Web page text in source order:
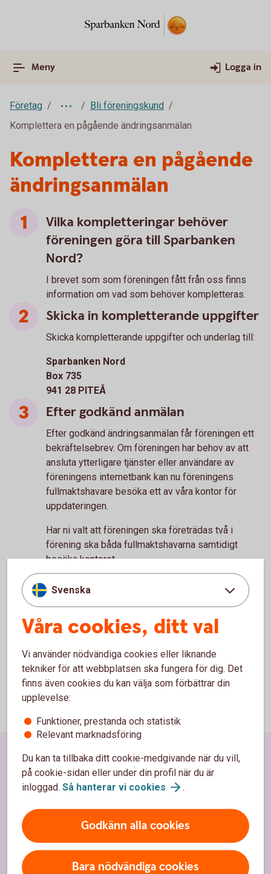
Meny Logga in
Företag
Bli föreningskund
Komplettera en pågående ändringsanmälan
Komplettera en pågående
ändringsanmälan
Vilka kompletteringar behöver
föreningen göra till Sparbanken
Nord?
I brevet som som föreningen fått från oss finns
information om vad som behöver kompletteras.
Skicka in kompletterande uppgifter
Skicka kompletterande uppgifter och underlag till:
Sparbanken Nord
Box 735
941 28 PITEÅ
Efter godkänd anmälan
Efter godkänd ändringsanmälan får föreningen ett
bekräftelsebrev. Om föreningen har behov av att
ansluta ytterligare tjänster eller användare av
föreningens internetbank kan nu föreningens
fullmaktshavare besöka ett av våra kontor för
uppdateringen.
Har ni valt att föreningen ska företrädas två i
förening ska båda fullmaktshavarna samtidigt
besöka kontoret.
Läs mer om hur ni kommer igång med
Information om behörigheter i
internetbanken.(se)
Svenska
Våra cookies, ditt val
Vi använder nödvändiga cookies eller liknande
tekniker för att webbplatsen ska fungera för dig. Det
finns även cookies du kan välja som förbättrar din
upplevelse:
Funktioner, prestanda och statistik
Relevant marknadsföring
Du kan ta tillbaka ditt cookie-medgivande när du vill,
på cookie-sidan eller under din profil när du är
inloggad. Så hanterar vi cookies .
Godkänn alla cookies
Bara nödvändiga cookies
Sidfot
Hitta snabbt
Kundservice
Spärrhjälp
Hitta bankkontor
Bli kund